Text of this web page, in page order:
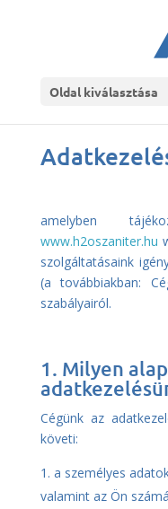
Oldal kiválasztása
amelyben
www.h2oszaniter.hu
szolgáltatásaink
(a továbbiakban:
szabályairól.
1. Milyen
Cégünk az
követi:
a személyes
valamint az Ön